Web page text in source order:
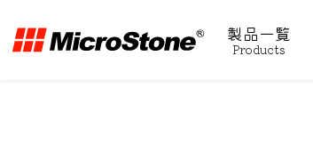
製品一覧
Products